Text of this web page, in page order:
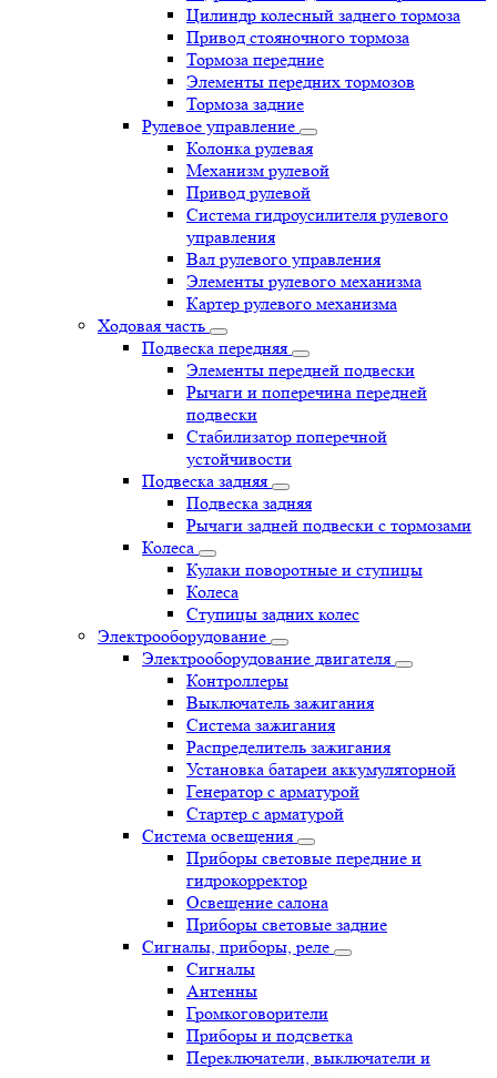
Цилиндр колесный заднего тормоза
Привод стояночного тормоза
Тормоза передние
Элементы передних тормозов
Тормоза задние
Рулевое управление
Колонка рулевая
Механизм рулевой
Привод рулевой
Система гидроусилителя рулевого
управления
Вал рулевого управления
Элементы рулевого механизма
Картер рулевого механизма
Ходовая часть
Подвеска передняя
Элементы передней подвески
Рычаги и поперечина передней
подвески
Стабилизатор поперечной
устойчивости
Подвеска задняя
Подвеска задняя
Рычаги задней подвески с тормозами
Колеса
Кулаки поворотные и ступицы
Колеса
Ступицы задних колес
Электрооборудование
Электрооборудование двигателя
Контроллеры
Выключатель зажигания
Система зажигания
Распределитель зажигания
Установка батареи аккумуляторной
Генератор с арматурой
Стартер с арматурой
Система освещения
Приборы световые передние и
гидрокорректор
Освещение салона
Приборы световые задние
Сигналы, приборы, реле
Сигналы
Антенны
Громкоговорители
Приборы и подсветка
Переключатели, выключатели и